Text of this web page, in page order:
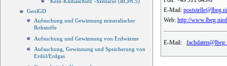
GeolGD
Aufsuchung und Gewinnung mineralischer
Rohstoffe
Aufsuchung und Gewinnung von Erdwärme
Aufsuchung, Gewinnung und Speicherung von
Erdöl/Erdgas
E-Mail:
Web: http://
E-Mail: